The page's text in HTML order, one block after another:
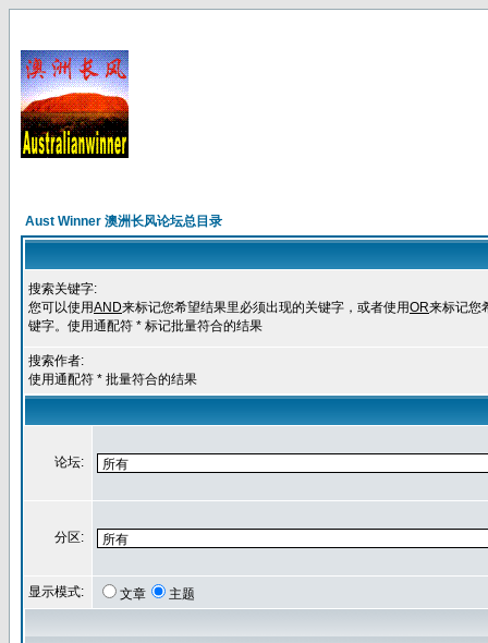
Aust Winner 澳洲长风论坛总目录
搜索关键字:
您可以使用AND来标记您希望结果里必须出现的关键字，或者使用OR来标记您
键字。使用通配符 * 标记批量符合的结果
搜索作者:
使用通配符 * 批量符合的结果
论坛:
分区:
显示模式: 文章 主题